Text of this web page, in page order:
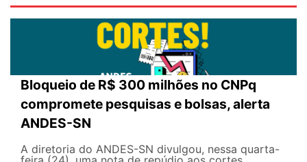
Bloqueio de R$ 300 milhões no CNPq
compromete pesquisas e bolsas, alerta
ANDES-SN
A diretoria do ANDES-SN divulgou, nessa quarta-